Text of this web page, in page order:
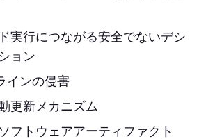
実行につながる安全でないデシ
ョン
インの侵害
更新メカニズム
フトウェアアーティファクト